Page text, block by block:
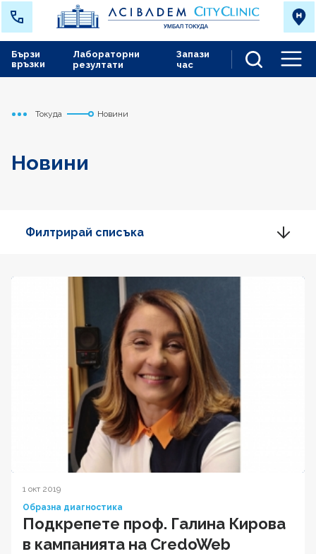
Лабораторни
резултати
Запази
час
Бързи
връзки
Начало
Токуда Новини
Новини
Филтрирай списъка
1 окт 2019
Образна диагностика
Подкрепете проф. Галина Кирова
в кампанията на CredoWeb